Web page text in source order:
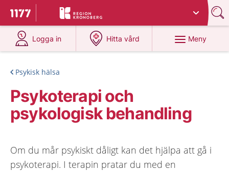
Till startsidan för 1177
Du har valt region
Logga in
på 1177.se
Hitta vård
på 1177.se
Meny
Psykisk hälsa
Psykoterapi och
psykologisk behandling
Om du mår psykiskt dåligt kan det hjälpa att gå i
psykoterapi. I terapin pratar du med en